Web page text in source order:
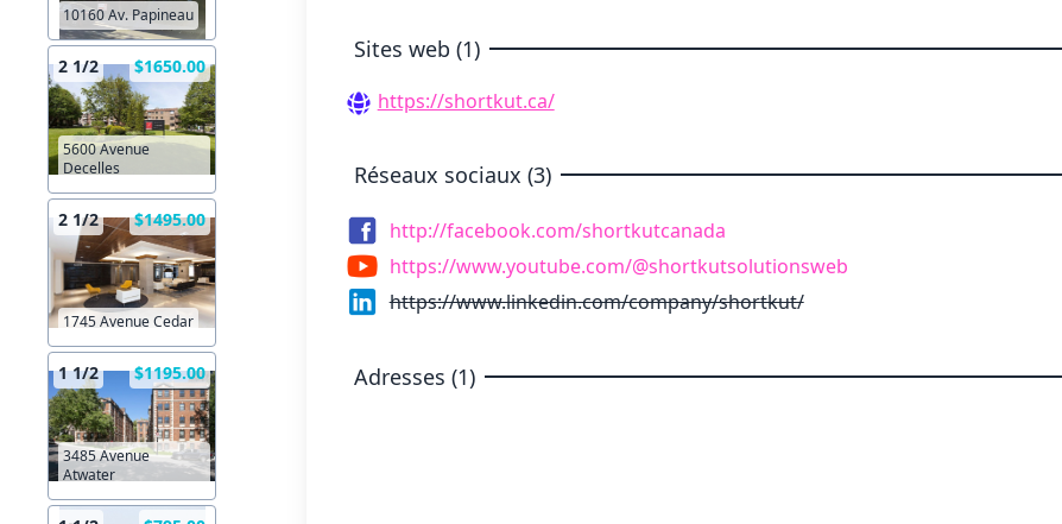
10160 Av. Papineau
2 1/2 $1650.00
5600 Avenue
Decelles
2 1/2 $1495.00
1745 Avenue Cedar
1 1/2 $1195.00
3485 Avenue
Atwater
Sites web (1)
https://shortkut.ca/
Réseaux sociaux (3)
http://facebook.com/shortkutcanada
https://www.youtube.com/@shortkutsolutionsweb
https://www.linkedin.com/company/shortkut/
Adresses (1)